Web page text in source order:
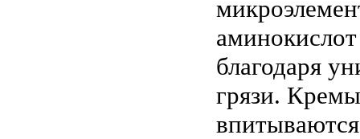
благодаря
грязи.